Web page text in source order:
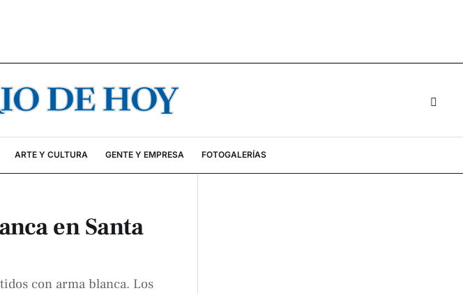
ARTE Y CULTURA GENTE Y EMPRESA FOTOGALERÍAS
en Santa
con arma blanca. Los